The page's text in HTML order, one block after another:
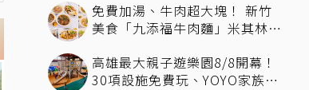
免費加湯、牛肉超大塊！ 新竹
美食「九添福牛肉麵」米其林必
高雄最大親子遊樂園8/8開幕！
30項設施免費玩、YOYO家族嗨